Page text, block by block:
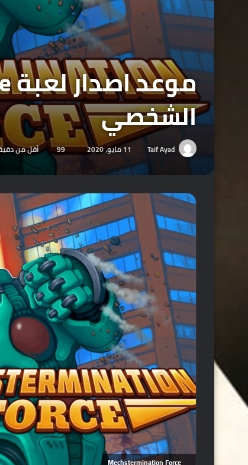
الشخصي
Taif Ayad 11 مايو، 2020 99 أقل من